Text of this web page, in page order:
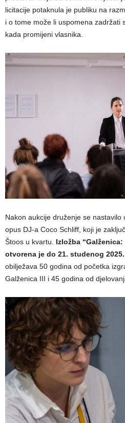
licitacije potaknula je publiku na
i o tome može li uspomena zadržati
kada promijeni vlasnika.
Nakon aukcije druženje se
opus DJ-a Coco Schliff, koji je
Štoos u kvartu. Izložba
otvorena je do 21. studenog
obilježava 50 godina od početka
Galženica III i 45 godina od